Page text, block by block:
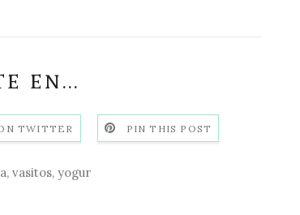
EN...
TWITTER PIN THIS POST
, vasitos, yogur